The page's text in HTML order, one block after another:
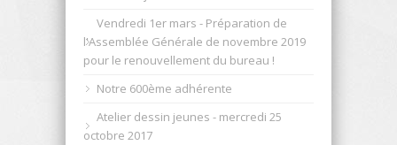
Vendredi 1er mars - Préparation de
l'Assemblée Générale de novembre 2019
pour le renouvellement du bureau !
Notre 600ème adhérente
Atelier dessin jeunes - mercredi 25
octobre 2017